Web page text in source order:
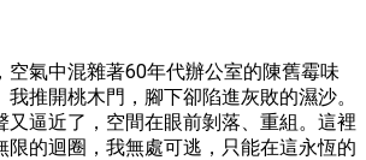
空氣中混雜著60年代辦公室的陳舊霉味
推開桃木門，腳下卻陷進灰敗的濕沙。
又逼近了，空間在眼前剝落、重組。這裡
限的迴圈，我無處可逃，只能在這永恆的